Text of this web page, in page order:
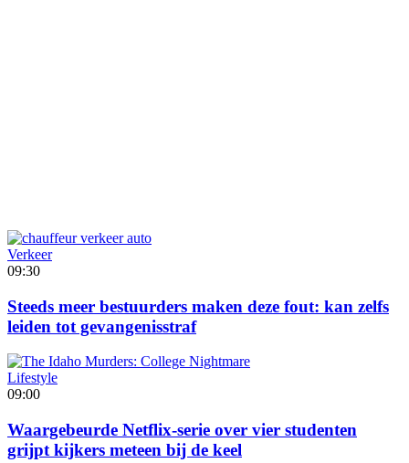
Verkeer
09:30
Steeds meer bestuurders maken deze fout: kan zelfs
leiden tot gevangenisstraf
Lifestyle
09:00
Waargebeurde Netflix-serie over vier studenten
grijpt kijkers meteen bij de keel